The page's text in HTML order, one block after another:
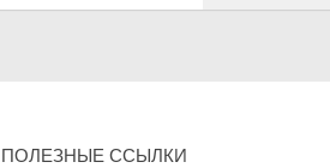
ПОЛЕЗНЫЕ ССЫЛКИ